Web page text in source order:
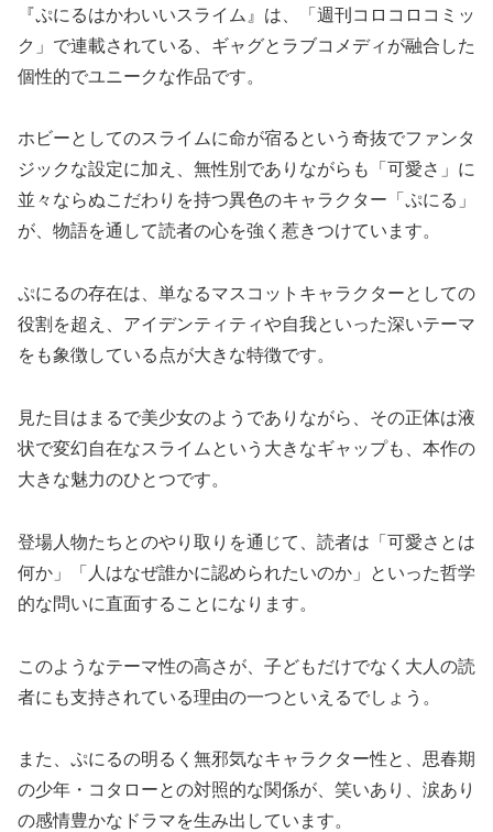
『ぷにるはかわいいスライム』は、「週刊コロコロコミッ
ク」で連載されている、ギャグとラブコメディが融合した
個性的でユニークな作品です。
ホビーとしてのスライムに命が宿るという奇抜でファンタ
ジックな設定に加え、無性別でありながらも「可愛さ」に
並々ならぬこだわりを持つ異色のキャラクター「ぷにる」
が、物語を通して読者の心を強く惹きつけています。
ぷにるの存在は、単なるマスコットキャラクターとしての
役割を超え、アイデンティティや自我といった深いテーマ
をも象徴している点が大きな特徴です。
見た目はまるで美少女のようでありながら、その正体は液
状で変幻自在なスライムという大きなギャップも、本作の
大きな魅力のひとつです。
登場人物たちとのやり取りを通じて、読者は「可愛さとは
何か」「人はなぜ誰かに認められたいのか」といった哲学
的な問いに直面することになります。
このようなテーマ性の高さが、子どもだけでなく大人の読
者にも支持されている理由の一つといえるでしょう。
また、ぷにるの明るく無邪気なキャラクター性と、思春期
の少年・コタローとの対照的な関係が、笑いあり、涙あり
の感情豊かなドラマを生み出しています。